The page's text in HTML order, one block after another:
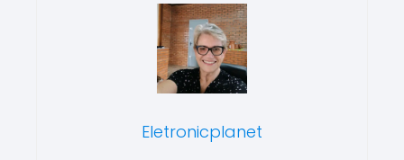
Eletronicplanet